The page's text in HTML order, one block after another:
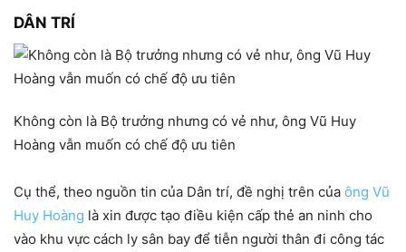
DÂN TRÍ
Không còn là Bộ trưởng nhưng có vẻ như, ông Vũ Huy
Hoàng vẫn muốn có chế độ ưu tiên
Cụ thể, theo nguồn tin của Dân trí, đề nghị trên của ông Vũ
Huy Hoàng là xin được tạo điều kiện cấp thẻ an ninh cho
vào khu vực cách ly sân bay để tiễn người thân đi công tác